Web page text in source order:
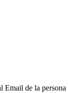
de la persona